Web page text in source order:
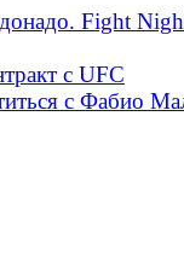
Fight
с UFC
с Фабио